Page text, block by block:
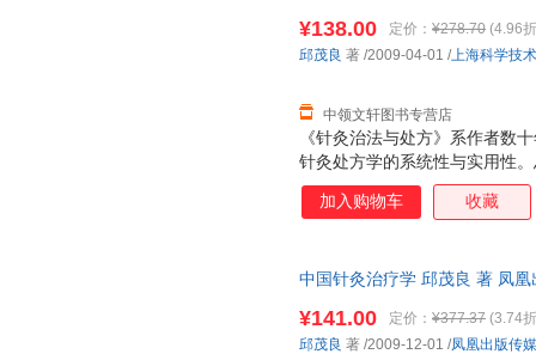
《针灸治法与处方》系作者数
针灸处方学的系统性与实用性
配穴等外，着重论述针灸治疗
血……减肥、美容等20法，引
力求理、法、方、穴之完整性
参考应用。
¥138.00 定价： ¥278.70 (4.96
中领文轩图书专营店
邱茂良 著 /2009-04-01 /上海科学技
加入购物车 收藏
中国针灸治疗学 邱茂良 著 凤
¥141.00 定价： ¥377.37 (3.74
邱茂良 著 /2009-12-01 /凤凰出版传